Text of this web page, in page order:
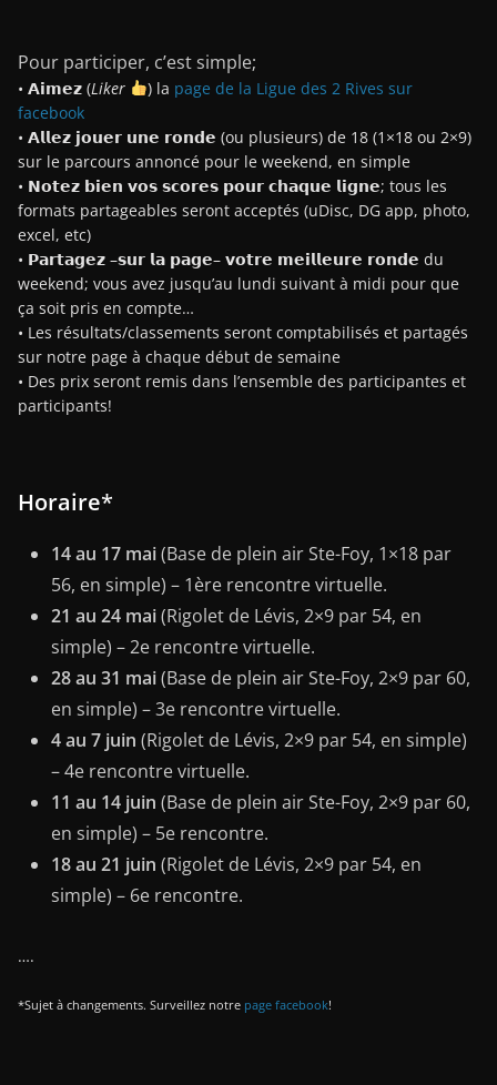
Pour participer, c’est simple;
• 𝗔𝗶𝗺𝗲𝘇 (Liker ) la page de la Ligue des 2 Rives sur
facebook
• 𝗔𝗹𝗹𝗲𝘇 𝗷𝗼𝘂𝗲𝗿 𝘂𝗻𝗲 𝗿𝗼𝗻𝗱𝗲 (ou plusieurs) de 18 (1×18 ou 2×9)
sur le parcours annoncé pour le weekend, en simple
• 𝗡𝗼𝘁𝗲𝘇 𝗯𝗶𝗲𝗻 𝘃𝗼𝘀 𝘀𝗰𝗼𝗿𝗲𝘀 𝗽𝗼𝘂𝗿 𝗰𝗵𝗮𝗾𝘂𝗲 𝗹𝗶𝗴𝗻𝗲; tous les
formats partageables seront acceptés (uDisc, DG app, photo,
excel, etc)
• 𝗣𝗮𝗿𝘁𝗮𝗴𝗲𝘇 –𝘀𝘂𝗿 𝗹𝗮 𝗽𝗮𝗴𝗲– 𝘃𝗼𝘁𝗿𝗲 𝗺𝗲𝗶𝗹𝗹𝗲𝘂𝗿𝗲 𝗿𝗼𝗻𝗱𝗲 du
weekend; vous avez jusqu’au lundi suivant à midi pour que
ça soit pris en compte…
• Les résultats/classements seront comptabilisés et partagés
sur notre page à chaque début de semaine
• Des prix seront remis dans l’ensemble des participantes et
participants!
Horaire*
14 au 17 mai(Base de plein air Ste-Foy, 1×18 par
56, en simple) – 1ère rencontre virtuelle.
21 au 24 mai(Rigolet de Lévis, 2×9 par 54, en
simple) – 2e rencontre virtuelle.
28 au 31 mai(Base de plein air Ste-Foy, 2×9 par 60,
en simple) – 3e rencontre virtuelle.
4 au 7 juin (Rigolet de Lévis, 2×9 par 54, en simple)
– 4e rencontre virtuelle.
11 au 14 juin (Base de plein air Ste-Foy, 2×9 par 60,
en simple) – 5e rencontre.
18 au 21 juin (Rigolet de Lévis, 2×9 par 54, en
simple) – 6e rencontre.
….
*Sujet à changements. Surveillez notre page facebook!